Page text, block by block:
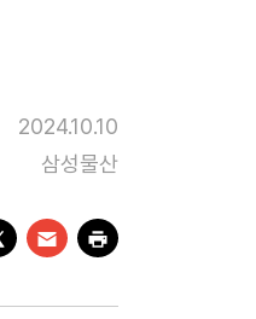
2024.10.10
삼성물산